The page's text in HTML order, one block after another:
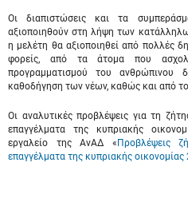
Οι διαπιστώσεις και τα
αξιοποιηθούν στη λήψη των
η μελέτη θα αξιοποιηθεί από πολλές
φορείς, από τα άτομα που
προγραμματισμού του ανθρώπινου
καθοδήγηση των νέων, καθώς και από το
Οι αναλυτικές προβλέψεις για τη
επαγγέλματα της κυπριακής
εργαλείο της ΑνΑΔ « Προβλέψεις
επαγγέλματα της κυπριακής